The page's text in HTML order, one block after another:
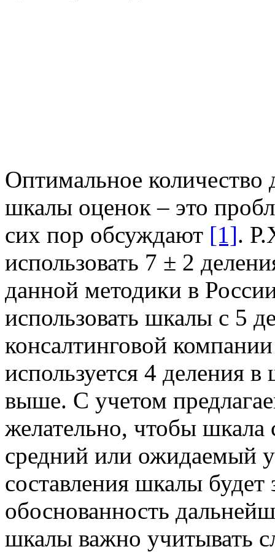
Оптимальное количество
шкалы оценок – это
сих пор обсуждают [1].
использовать 7 ± 2
данной методики в
использовать шкалы с 5
консалтинговой
используется 4 деления
выше. С учетом
желательно, чтобы шкала
средний или ожидаемый
составления шкалы будет
обоснованность
шкалы важно учитывать